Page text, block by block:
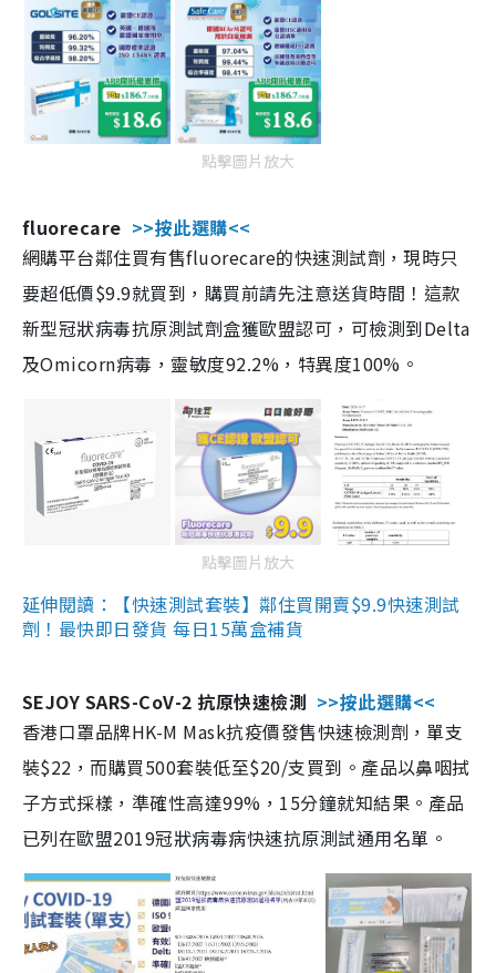
點擊圖片放大
fluorecare >>按此選購<<
網購平台鄰住買有售fluorecare的快速測試劑，現時只
要超低價$9.9就買到，購買前請先注意送貨時間！這款
新型冠狀病毒抗原測試劑盒獲歐盟認可，可檢測到Delta
及Omicorn病毒，靈敏度92.2%，特異度100%。
點擊圖片放大
延伸閱讀：【快速測試套裝】鄰住買開賣$9.9快速測試
劑！最快即日發貨 每日15萬盒補貨
SEJOY SARS-CoV-2 抗原快速檢測 >>按此選購<<
香港口罩品牌HK-M Mask抗疫價發售快速檢測劑，單支
裝$22，而購買500套裝低至$20/支買到。產品以鼻咽拭
子方式採樣，準確性高達99%，15分鐘就知結果。產品
已列在歐盟2019冠狀病毒病快速抗原測試通用名單。